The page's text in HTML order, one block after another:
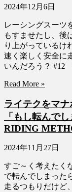
2024年12月6日
レーシングスーツ
もすませたし、
り上がっているけ
速く楽しく安全に
いんだろう？ #12
Read More »
ライテクをマナ
「もし転んで
RIDING
2024年11月27日
すご～く考えたく
で転んでしまっ
走るつもりだけど